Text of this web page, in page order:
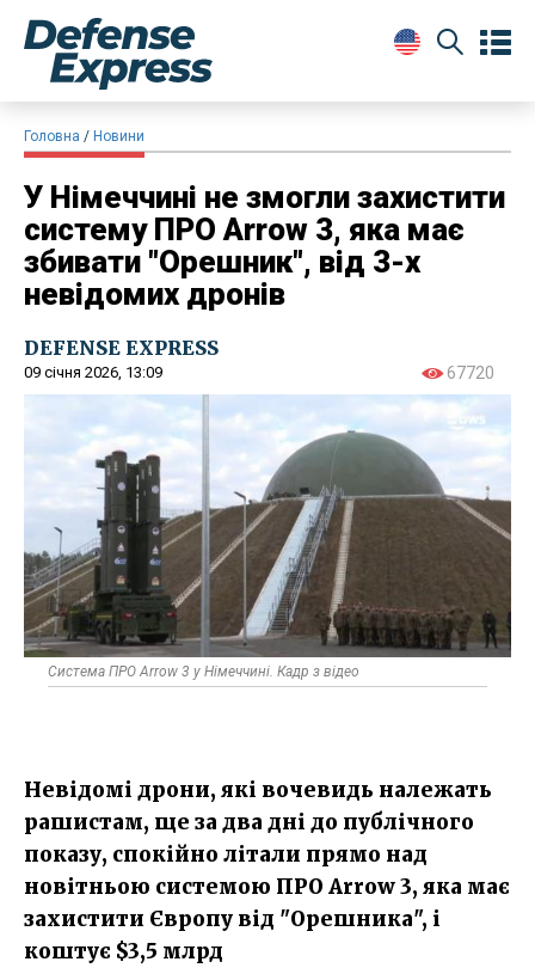
Головна Новини
У Німеччині не змогли захистити
систему ПРО Arrow 3, яка має
збивати "Орешник", від 3-х
невідомих дронів
DEFENSE EXPRESS
09 січня 2026, 13:09 67720
Система ПРО Arrow 3 у Німеччині. Кадр з відео
Невідомі дрони, які вочевидь належать
рашистам, ще за два дні до публічного
показу, спокійно літали прямо над
новітньою системою ПРО Arrow 3, яка має
захистити Європу від "Орешника", і
коштує $3,5 млрд